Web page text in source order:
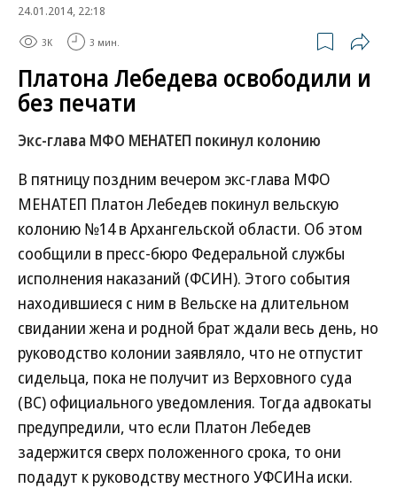
24.01.2014, 22:18
3K 3 мин.
Платона Лебедева освободили и
без печати
Экс-глава МФО МЕНАТЕП покинул колонию
В пятницу поздним вечером экс-глава МФО
МЕНАТЕП Платон Лебедев покинул вельскую
колонию №14 в Архангельской области. Об этом
сообщили в пресс-бюро Федеральной службы
исполнения наказаний (ФСИН). Этого события
находившиеся с ним в Вельске на длительном
свидании жена и родной брат ждали весь день, но
руководство колонии заявляло, что не отпустит
сидельца, пока не получит из Верховного суда
(ВС) официального уведомления. Тогда адвокаты
предупредили, что если Платон Лебедев
задержится сверх положенного срока, то они
подадут к руководству местного УФСИНа иски.